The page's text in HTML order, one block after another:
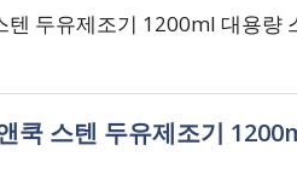
텐 두유제조기 1200ml 대용량
쿡 스텐 두유제조기